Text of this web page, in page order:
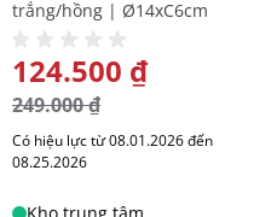
trắng/hồng | Ø14xC6cm
GIÁ ĐẶC BIỆT
124.500 ₫
249.000 ₫
Có hiệu lực từ 08.01.2026 đến
08.25.2026